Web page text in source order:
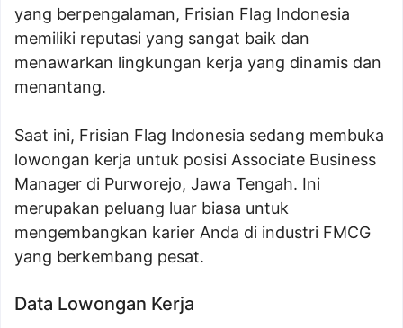
yang berpengalaman, Frisian Flag Indonesia
memiliki reputasi yang sangat baik dan
menawarkan lingkungan kerja yang dinamis dan
menantang.
Saat ini, Frisian Flag Indonesia sedang membuka
lowongan kerja untuk posisi Associate Business
Manager di Purworejo, Jawa Tengah. Ini
merupakan peluang luar biasa untuk
mengembangkan karier Anda di industri FMCG
yang berkembang pesat.
Data Lowongan Kerja